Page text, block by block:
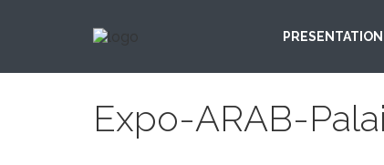
PRESENTATION
Expo-ARAB-